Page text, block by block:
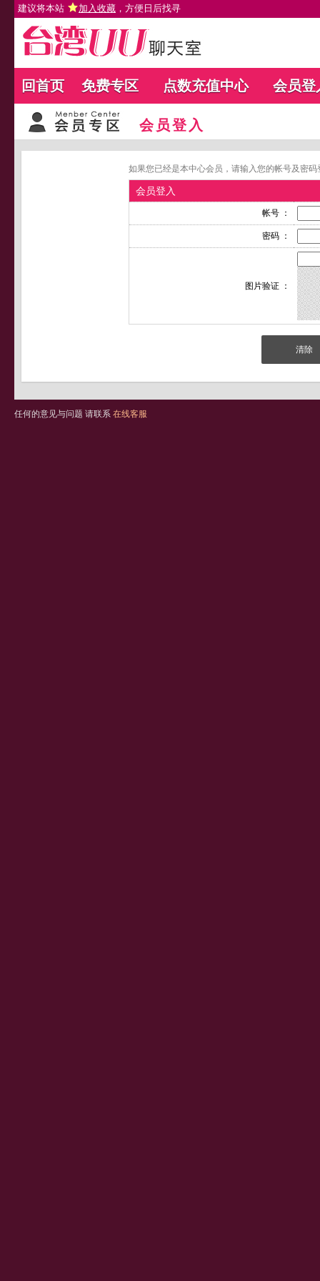
建议将本站 加入收藏 ，方便日后找寻
回首页 免费专区 点数充值中心 会员登
会员登入
如果您已经是本中心会员，请输入您的帐号及密
会员登入
帐号 ：
密码 ：
图片验证 ：
任何的意见与问题 请联系 在线客服